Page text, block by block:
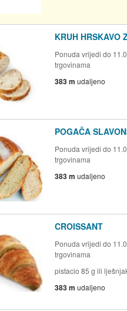
KRUH HRSKAVO
Ponuda vrijedi do
trgovinama
383 m udaljeno
POGAČA
Ponuda vrijedi do
trgovinama
383 m udaljeno
CROISSANT
Ponuda vrijedi do
trgovinama
pistacio 85 g ili
383 m udaljeno